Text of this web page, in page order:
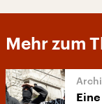
Mehr zum